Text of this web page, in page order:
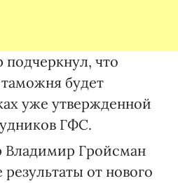
что
будет
уже утвержденной
ГФС.
Гройсман
от нового